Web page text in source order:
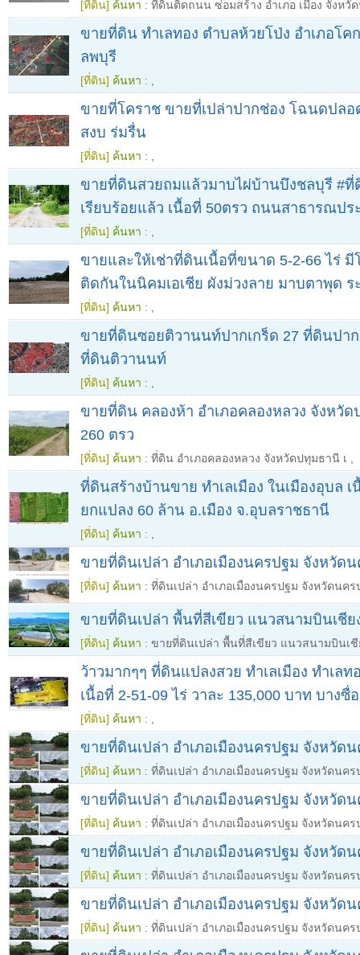
[ที่ดิน] ค้นหา : ที่ดินติดถนน ซ่อมสร้าง อำเภอ เมือง จังหวั
ขายที่ดิน ทำเลทอง ตำบลห้วยโป่ง อำเภอโค
ลพบุรี
[ที่ดิน] ค้นหา :
ขายที่โคราช ขายที่เปล่าปากช่อง โฉนดปลอ
สงบ ร่มรื่น
[ที่ดิน] ค้นหา :
ขายที่ดินสวยถมแล้วมาบไผ่บ้านบึงชลบุรี #
เรียบร้อยแล้ว เนื้อที่ 50ตรว ถนนสาธารณปร
[ที่ดิน] ค้นหา :
ขายและให้เช่าที่ดินเนื้อที่ขนาด 5-2-66 ไร่
ติดกันในนิคมเอเชีย ผังม่วงลาย มาบตาพุด ร
[ที่ดิน] ค้นหา :
ขายที่ดินซอยติวานนท์ปากเกร็ด 27 ที่ดินปา
ที่ดินติวานนท์
[ที่ดิน] ค้นหา :
ขายที่ดิน คลองห้า อำเภอคลองหลวง จังหวั
260 ตรว
[ที่ดิน] ค้นหา : ที่ดิน อำเภอคลองหลวง จังหวัดปทุมธานี เ
ที่ดินสร้างบ้านขาย ทำเลเมือง ในเมืองอุบล เ
ยกแปลง 60 ล้าน อ.เมือง จ.อุบลราชธานี
[ที่ดิน] ค้นหา :
ขายที่ดินเปล่า อำเภอเมืองนครปฐม จังหวัด
[ที่ดิน] ค้นหา : ที่ดินเปล่า อำเภอเมืองนครปฐม จังหวัดนคร
ขายที่ดินเปล่า พื้นที่สีเขียว แนวสนามบินเชีย
[ที่ดิน] ค้นหา : ขายที่ดินเปล่า พื้นที่สีเขียว แนวสนามบินเชี
ว้าวมากๆๆ ที่ดินแปลงสวย ทำเลเมือง ทำเล
เนื้อที่ 2-51-09 ไร่ วาละ 135,000 บาท บางซื่
[ที่ดิน] ค้นหา :
ขายที่ดินเปล่า อำเภอเมืองนครปฐม จังหวัด
[ที่ดิน] ค้นหา : ที่ดินเปล่า อำเภอเมืองนครปฐม จังหวัดนคร
ขายที่ดินเปล่า อำเภอเมืองนครปฐม จังหวัด
[ที่ดิน] ค้นหา : ที่ดินเปล่า อำเภอเมืองนครปฐม จังหวัดนคร
ขายที่ดินเปล่า อำเภอเมืองนครปฐม จังหวัด
[ที่ดิน] ค้นหา : ที่ดินเปล่า อำเภอเมืองนครปฐม จังหวัดนคร
ขายที่ดินเปล่า อำเภอเมืองนครปฐม จังหวัด
[ที่ดิน] ค้นหา : ที่ดินเปล่า อำเภอเมืองนครปฐม จังหวัดนคร